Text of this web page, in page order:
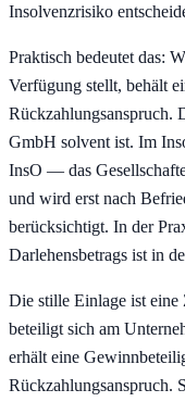
Insolvenzrisiko
Praktisch bedeutet das:
Verfügung stellt, behält
Rückzahlungsanspruch.
GmbH solvent ist. Im
InsO — das
und wird erst nach
berücksichtigt. In der
Darlehensbetrags ist in
Die stille Einlage ist
beteiligt sich am
erhält eine
Rückzahlungsanspruch.